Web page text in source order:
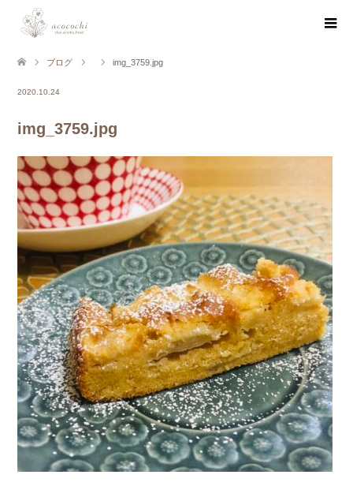
ブログ img_3759.jpg
2020.10.24
img_3759.jpg